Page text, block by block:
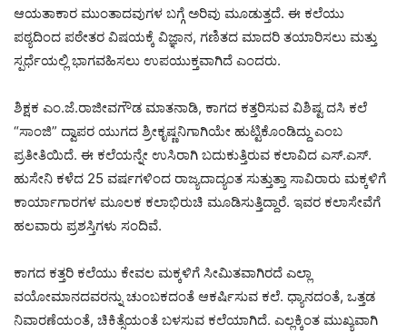
ಆಯತಾಕಾರ ಮುಂತಾದವುಗಳ ಬಗ್ಗೆ ಅರಿವು ಮೂಡುತ್ತದೆ. ಈ ಕಲೆಯು
ಪಠ್ಯದಿಂದ ಪಠೇತರ ವಿಷಯಕ್ಕೆ ವಿಜ್ಞಾನ, ಗಣಿತದ ಮಾದರಿ ತಯಾರಿಸಲು ಮತ್ತು
ಸ್ಪರ್ಧೆಯಲ್ಲಿ ಭಾಗವಹಿಸಲು ಉಪಯುಕ್ತವಾಗಿದೆ ಎಂದರು.
ಶಿಕ್ಷಕ ಎಂ.ಜೆ.ರಾಜೀವಗೌಡ ಮಾತನಾಡಿ, ಕಾಗದ ಕತ್ತರಿಸುವ ವಿಶಿಷ್ಟ ದಸಿ ಕಲೆ
“ಸಾಂಜಿ” ದ್ವಾಪರ ಯುಗದ ಶ್ರೀಕೃಷ್ಣನಿಗಾಗಿಯೇ ಹುಟ್ಟಿಕೊಂಡಿದ್ದು ಎಂಬ
ಪ್ರತೀತಿಯಿದೆ. ಈ ಕಲೆಯನ್ನೇ ಉಸಿರಾಗಿ ಬದುಕುತ್ತಿರುವ ಕಲಾವಿದ ಎಸ್.ಎಸ್.
ಹುಸೇನಿ ಕಳೆದ 25 ವರ್ಷಗಳಿಂದ ರಾಜ್ಯದಾದ್ಯಂತ ಸುತ್ತುತ್ತಾ ಸಾವಿರಾರು ಮಕ್ಕಳಿಗೆ
ಕಾರ್ಯಾಗಾರಗಳ ಮೂಲಕ ಕಲಾಭಿರುಚಿ ಮೂಡಿಸುತ್ತಿದ್ದಾರೆ. ಇವರ ಕಲಾಸೇವೆಗೆ
ಹಲವಾರು ಪ್ರಶಸ್ತಿಗಳು ಸಂದಿವೆ.
ಕಾಗದ ಕತ್ತರಿ ಕಲೆಯು ಕೇವಲ ಮಕ್ಕಳಿಗೆ ಸೀಮಿತವಾಗಿರದೆ ಎಲ್ಲಾ
ವಯೋಮಾನದವರನ್ನು ಚುಂಬಕದಂತೆ ಆಕರ್ಷಿಸುವ ಕಲೆ. ಧ್ಯಾನದಂತೆ, ಒತ್ತಡ
ನಿವಾರಣೆಯಂತೆ, ಚಿಕಿತ್ಸೆಯಂತೆ ಬಳಸುವ ಕಲೆಯಾಗಿದೆ. ಎಲ್ಲಕ್ಕಿಂತ ಮುಖ್ಯವಾಗಿ